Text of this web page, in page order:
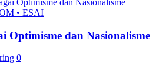
• ESAI
Optimisme dan Nasionalisme
0